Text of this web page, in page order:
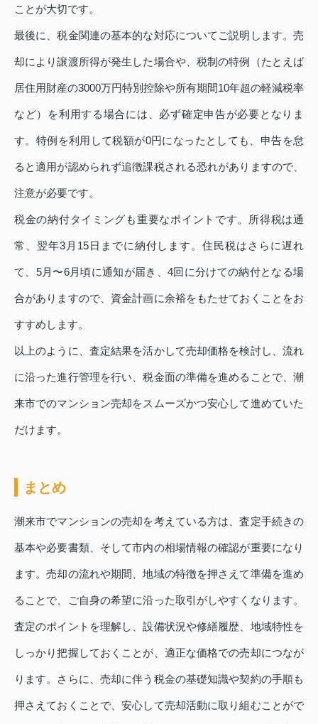
ことが大切です。
最後に、税金関連の基本的な対応についてご説明します。売
却により譲渡所得が発生した場合や、税制の特例（たとえば
居住用財産の3000万円特別控除や所有期間10年超の軽減税率
など）を利用する場合には、必ず確定申告が必要となりま
す。特例を利用して税額が0円になったとしても、申告を怠
ると適用が認められず追徴課税される恐れがありますので、
注意が必要です。
税金の納付タイミングも重要なポイントです。所得税は通
常、翌年3月15日までに納付します。住民税はさらに遅れ
て、5月〜6月頃に通知が届き、4回に分けての納付となる場
合がありますので、資金計画に余裕をもたせておくことをお
すすめします。
以上のように、査定結果を活かして売却価格を検討し、流れ
に沿った進行管理を行い、税金面の準備を進めることで、潮
来市でのマンション売却をスムーズかつ安心して進めていた
だけます。
まとめ
潮来市でマンションの売却を考えている方は、査定手続きの
基本や必要書類、そして市内の相場情報の確認が重要になり
ます。売却の流れや期間、地域の特徴を押さえて準備を進め
ることで、ご自身の希望に沿った取引がしやすくなります。
査定のポイントを理解し、設備状況や修繕履歴、地域特性を
しっかり把握しておくことが、適正な価格での売却につなが
ります。さらに、売却に伴う税金の基礎知識や契約の手順も
押さえておくことで、安心して売却活動に取り組むことがで